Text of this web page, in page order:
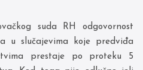
suda RH odgovornost
u slučajevima koje predviđa
prestaje po proteku 5